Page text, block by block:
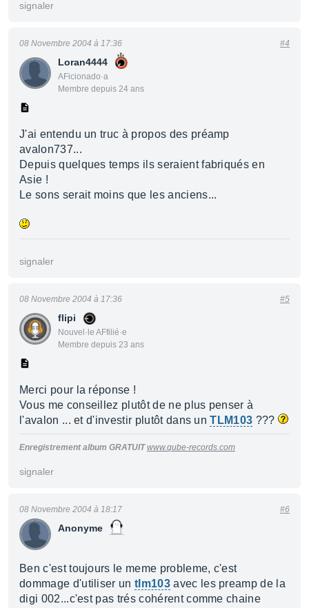
signaler
Loran4444
AFicionado·a
Membre depuis 24 ans
08 Novembre 2004 à 17:36 #4
J'ai entendu un truc à propos des préamp
avalon737...
Depuis quelques temps ils seraient fabriqués en
Asie !
Le sons serait moins que les anciens...
signaler
flipi
Nouvel·le AFfilié·e
Membre depuis 23 ans
08 Novembre 2004 à 17:36 #5
Merci pour la réponse !
Vous me conseillez plutôt de ne plus penser à
l'avalon ... et d'investir plutôt dans unTLM103 ???
Enregistrement album GRATUITwww.qube-records.com
signaler
Anonyme
08 Novembre 2004 à 18:17 #6
Ben c'est toujours le meme probleme, c'est
dommage d'utiliser untlm103avec les preamp de la
digi 002...c'est pas trés cohérent comme chaine